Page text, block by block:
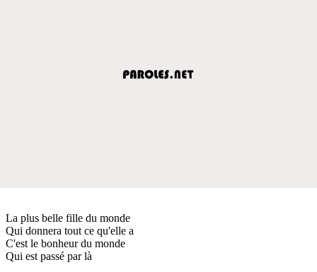
La plus belle fille du monde
Qui donnera tout ce qu'elle a
C'est le bonheur du monde
Qui est passé par là